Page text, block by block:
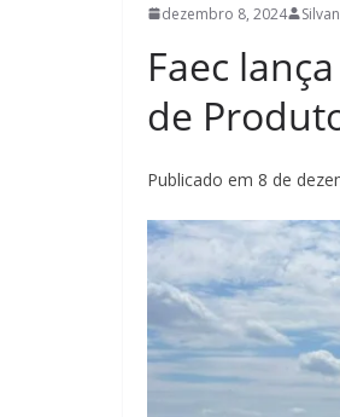
dezembro 8, 2024
Faec
de
Publicado em 8 de